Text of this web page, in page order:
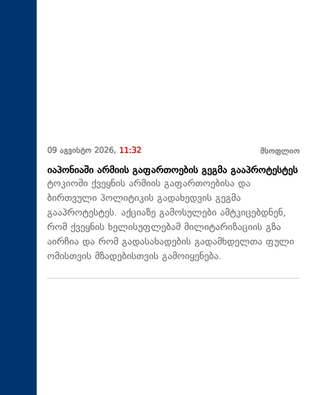
09 აგვისტო 2026, 11:32 მსოფლიო
იაპონიაში არმიის გაფართოების გეგმა გააპროტესტეს
ტოკიოში ქვეყნის არმიის გაფართოებისა და
ბირთვული პოლიტიკის გადახედვის გეგმა
გააპროტესტეს. აქციაზე გამოსულები ამტკიცებდნენ,
რომ ქვეყნის ხელისუფლებამ მილიტარიზაციის გზა
აირჩია და რომ გადასახადების გადამხდელთა ფული
ომისთვის მზადებისთვის გამოიყენება.